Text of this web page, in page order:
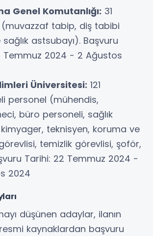
Genel Komutanlığı: 31
tabip, diş tabibi
astsubayı). Başvuru
Temmuz 2024 - 2 Ağustos
Üniversitesi: 121
personel (mühendis,
büro personeli, sağlık
teknisyen, koruma ve
temizlik görevlisi, şoför,
Tarihi: 22 Temmuz 2024 -
2024
düşünen adaylar, ilanın
resmi kaynaklardan başvuru